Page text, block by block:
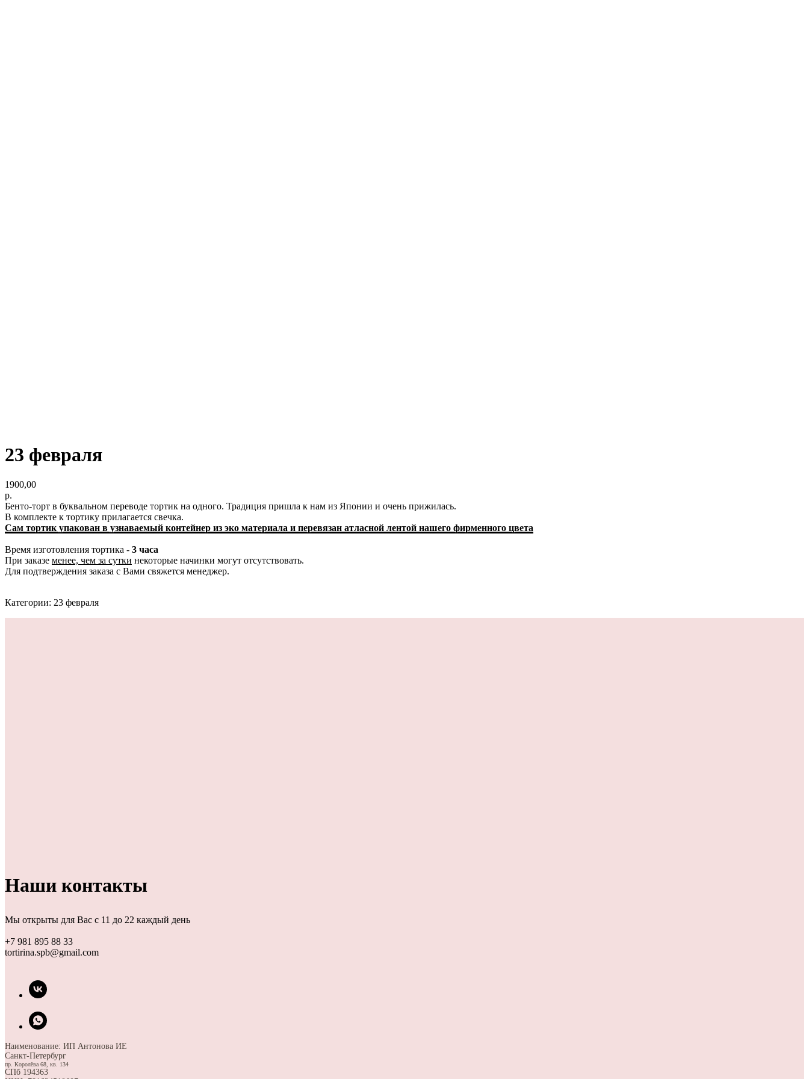
23 февраля
1900,00
р.
Бенто-торт в буквальном переводе тортик на одного. Традиция пришла к нам из Японии и очень прижилась.
В комплекте к тортику прилагается свечка.
Сам тортик упакован в узнаваемый контейнер из эко материала и перевязан атласной лентой нашего фирменного цвета
Время изготовления тортика - 3 часа
При заказе менее, чем за сутки некоторые начинки могут отсутствовать.
Для подтверждения заказа с Вами свяжется менеджер.
Категории: 23 февраля
Наши контакты
Мы открыты для Вас с 11 до 22 каждый день
+7 981 895 88 33
tortirina.spb@gmail.com
Наименование: ИП Антонова ИЕ
Санкт-Петербург
пр. Королёва 68, кв. 134
СПб 194363